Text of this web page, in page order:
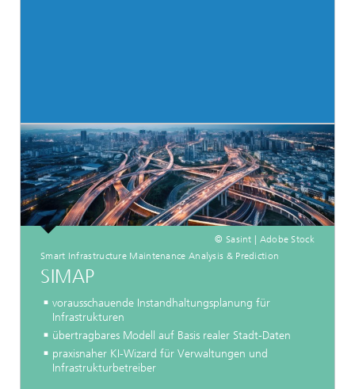
© Sasint | Adobe Stock
Smart Infrastructure Maintenance Analysis & Prediction
SIMAP
vorausschauende Instandhaltungsplanung für
Infrastrukturen
übertragbares Modell auf Basis realer Stadt-Daten
praxisnaher KI-Wizard für Verwaltungen und
Infrastrukturbetreiber